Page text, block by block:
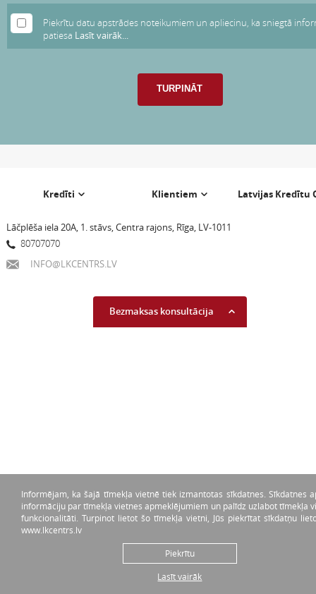
Piekrītu datu apstrādes noteikumiem un apliecinu, ka sniegtā
patiesa Lasīt vairāk...
Kredīti Klientiem Latvijas Kredītu
Lāčplēša iela 20A, 1. stāvs, Centra rajons, Rīga, LV-1011
80707070
INFO@LKCENTRS.LV
Bezmaksas konsultācija
Lasīt vairāk...
Informējam, ka šajā tīmekļa vietnē tiek izmantotas sīkdatnes. Sīkdatnes
informāciju par tīmekļa vietnes apmeklējumiem un palīdz uzlabot tīmekļa
funkcionalitāti. Turpinot lietot šo tīmekļa vietni, Jūs piekrītat sīkdatņu
www.lkcentrs.lv
Piekrītu
Lasīt vairāk